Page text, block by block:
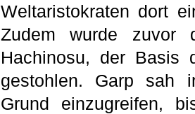
Weltaristokraten dort
Zudem wurde zuvor
Hachinosu, der Basis
gestohlen. Garp sah
Grund einzugreifen,